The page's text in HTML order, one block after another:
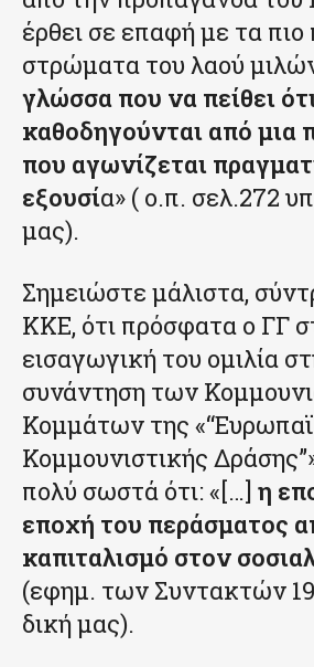
έρθει σε επαφή με τα πιο
στρώματα του λαού
γλώσσα που να πείθει
καθοδηγούνται από μια
που αγωνίζεται
εξουσία» ( ο.π. σελ.272
μας).
Σημειώστε μάλιστα,
ΚΚΕ, ότι πρόσφατα ο ΓΓ
εισαγωγική του ομιλία
συνάντηση των
Κομμάτων της
Κομμουνιστικής
πολύ σωστά ότι: «[…] η
εποχή του περάσματος
καπιταλισμό στον
(εφημ. των Συντακτών
δική μας).